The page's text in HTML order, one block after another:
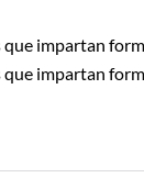
impartan
impartan